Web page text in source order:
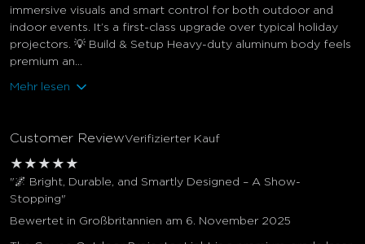
immersive visuals and smart control for both outdoor and
indoor events. It’s a first-class upgrade over typical holiday
projectors. 💡 Build & Setup Heavy-duty aluminum body feels
premium an...
Mehr lesen
Customer ReviewVerifizierter Kauf
★ ★ ★ ★ ★
"🌌 Bright, Durable, and Smartly Designed – A Show-
Stopping"
Bewertet in Großbritannien am 6. November 2025